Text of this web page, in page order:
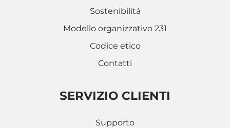
Sostenibilità
Modello organizzativo 231
Codice etico
Contatti
SERVIZIO CLIENTI
Supporto